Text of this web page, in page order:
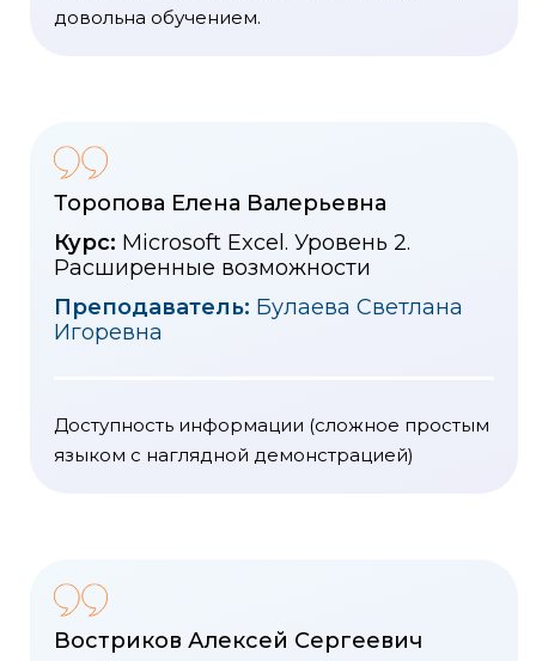
довольна обучением.
Торопова Елена Валерьевна
Курс: Microsoft Excel. Уровень 2.
Расширенные возможности
Преподаватель: Булаева Светлана
Игоревна
Доступность информации (сложное простым
языком с наглядной демонстрацией)
Востриков Алексей Сергеевич